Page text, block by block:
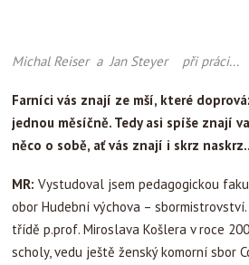
Michal Reiser a Jan Steyer při práci...
Farníci vás znají ze mší, které
jednou měsíčně. Tedy asi spíše znají
něco o sobě, ať vás znají i skrz
MR: Vystudoval jsem pedagogickou
obor Hudební výchova –
třídě p.prof. Miroslava Košlera v roce
scholy, vedu ještě ženský komorní sbor